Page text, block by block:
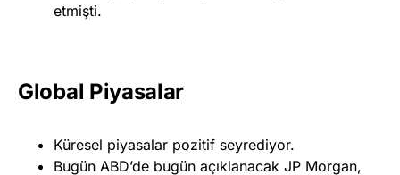
etmişti.
Global Piyasalar
Küresel piyasalar pozitif seyrediyor.
Bugün ABD’de bugün açıklanacak JP Morgan,